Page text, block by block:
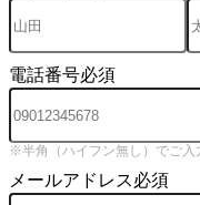
電話番号必須
※半角（ハイフン無し）でご入
メールアドレス必須